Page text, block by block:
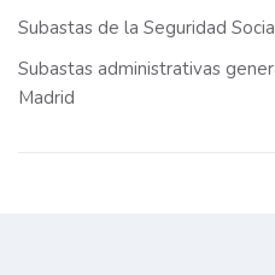
Subastas de la Seguridad
Subastas administrativas
Madrid